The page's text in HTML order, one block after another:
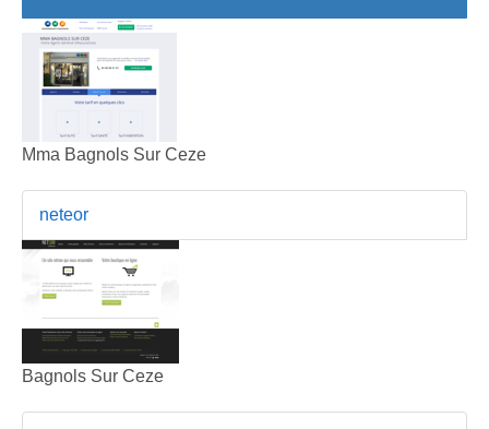
Mma Bagnols Sur Ceze
neteor
Bagnols Sur Ceze